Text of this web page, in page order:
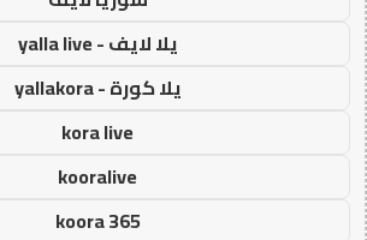
يلا لايف - yalla live
يلا كورة - yallakora
kora live
kooralive
koora 365